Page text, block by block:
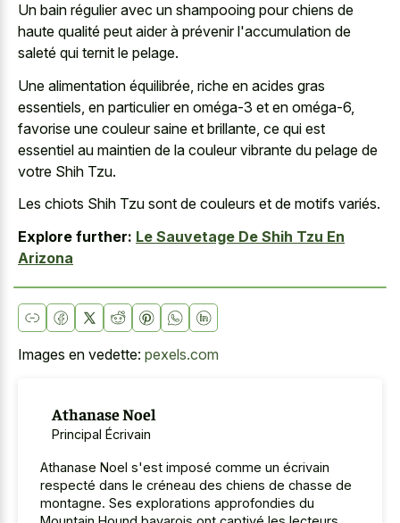
Un bain régulier avec un shampooing pour chiens de
haute qualité peut aider à prévenir l'accumulation de
saleté qui ternit le pelage.
Une alimentation équilibrée, riche en acides gras
essentiels, en particulier en oméga-3 et en oméga-6,
favorise une couleur saine et brillante, ce qui est
essentiel au maintien de la couleur vibrante du pelage de
votre Shih Tzu.
Les chiots Shih Tzu sont de couleurs et de motifs variés.
Explore further: Le Sauvetage De Shih Tzu En
Arizona
Images en vedette: pexels.com
Athanase Noel
Principal Écrivain
Athanase Noel s'est imposé comme un écrivain
respecté dans le créneau des chiens de chasse de
montagne. Ses explorations approfondies du